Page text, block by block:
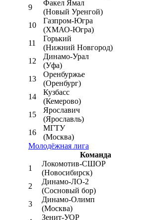
9
Факел Ямал
(Новый Уренгой)
10
Газпром-Югра
(ХМАО-Югра)
11
Горький
(Нижний Новгород)
12
Динамо-Урал
(Уфа)
13
Оренбуржье
(Оренбург)
14
Кузбасс
(Кемерово)
15
Ярославич
(Ярославль)
16
МГТУ
(Москва)
Молодёжная лига
Команда
1
Локомотив-CШОР
(Новосибирск)
2
Динамо-ЛО-2
(Сосновый бор)
3
Динамо-Олимп
(Москва)
Зенит-УОР